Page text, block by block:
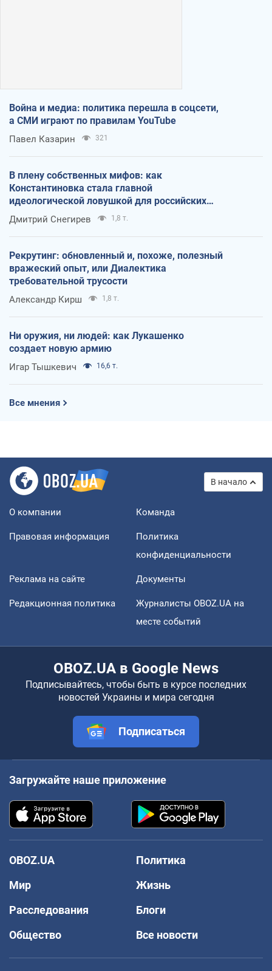
Война и медиа: политика перешла в соцсети,
а СМИ играют по правилам YouTube
Павел Казарин 321
В плену собственных мифов: как
Константиновка стала главной
идеологической ловушкой для российских
оккупантов
Дмитрий Снегирев 1,8 т.
Рекрутинг: обновленный и, похоже, полезный
вражеский опыт, или Диалектика
требовательной трусости
Александр Кирш 1,8 т.
Ни оружия, ни людей: как Лукашенко
создает новую армию
Игар Тышкевич 16,6 т.
Все мнения
В начало
О компании Команда
Правовая информация
Политика
конфиденциальности
Реклама на сайте Документы
Редакционная политика
Журналисты OBOZ.UA на
месте событий
OBOZ.UA в Google News
Подписывайтесь, чтобы быть в курсе последних
новостей Украины и мира сегодня
Подписаться
Загружайте наше приложение
OBOZ.UA
Политика
Мир
Жизнь
Расследования
Блоги
Общество
Все новости